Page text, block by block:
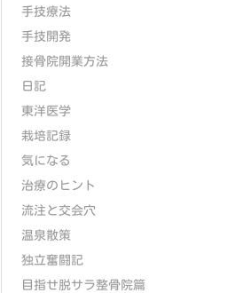
手技療法
手技開発
接骨院開業方法
日記
東洋医学
栽培記録
気になる
治療のヒント
流注と交会穴
温泉散策
独立奮闘記
目指せ脱サラ整骨院篇